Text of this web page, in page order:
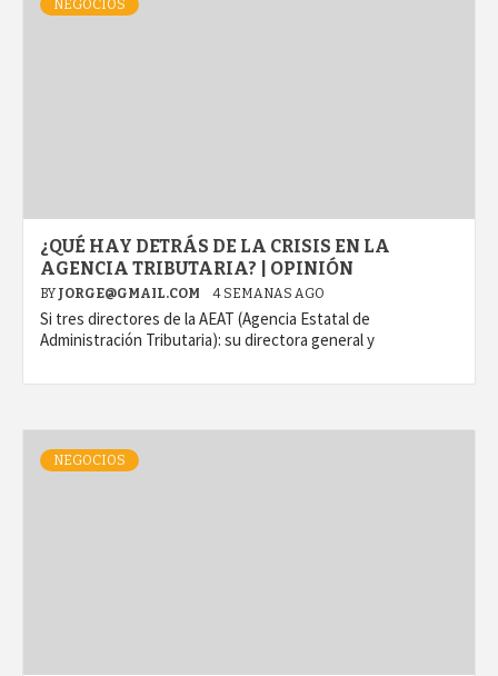
NEGOCIOS
¿QUÉ HAY DETRÁS DE LA CRISIS EN LA
AGENCIA TRIBUTARIA? | OPINIÓN
BY JORGE@GMAIL.COM 4 SEMANAS AGO
Si tres directores de la AEAT (Agencia Estatal de
Administración Tributaria): su directora general y
NEGOCIOS